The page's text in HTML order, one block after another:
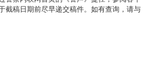
截稿日期前尽早递交稿件。如有查询，请与